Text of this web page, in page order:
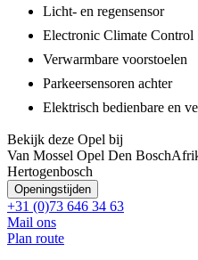
Licht- en regensensor
Electronic Climate Control
Verwarmbare voorstoelen
Parkeersensoren achter
Elektrisch bedienbare en
Bekijk deze Opel bij
Van Mossel Opel Den Bosch
Hertogenbosch
Openingstijden
+31 (0)73 646 34 63
Mail ons
Plan route